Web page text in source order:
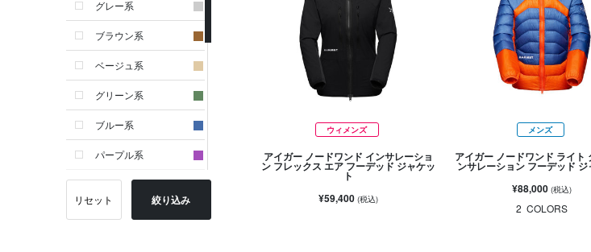
グレー系
ブラウン系
ベージュ系
グリーン系
ブルー系
パープル系
イエロー系
リセット 絞り込み
ウィメンズ
アイガー ノードワンド インサレーショ
ン フレックス エア フーデッド ジャケッ
ト
¥59,400 (税込)
メンズ
アイガー ノードワンド ライト
ンサレーション フーデッド ジ
¥88,000 (税込)
2 COLORS